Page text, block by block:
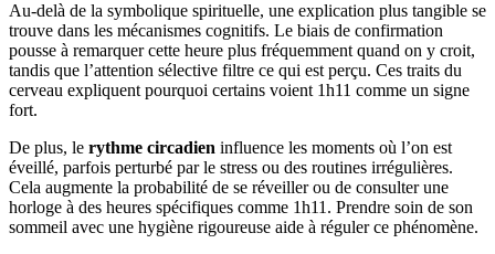
Au-delà de la symbolique spirituelle, une explication plus tangible se
trouve dans les mécanismes cognitifs. Le biais de confirmation
pousse à remarquer cette heure plus fréquemment quand on y croit,
tandis que l’attention sélective filtre ce qui est perçu. Ces traits du
cerveau expliquent pourquoi certains voient 1h11 comme un signe
fort.
De plus, le rythme circadien influence les moments où l’on est
éveillé, parfois perturbé par le stress ou des routines irrégulières.
Cela augmente la probabilité de se réveiller ou de consulter une
horloge à des heures spécifiques comme 1h11. Prendre soin de son
sommeil avec une hygiène rigoureuse aide à réguler ce phénomène.